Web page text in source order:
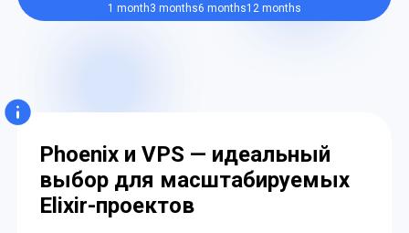
1 month3 months6 months12 months
Phoenix и VPS — идеальный
выбор для масштабируемых
Elixir-проектов